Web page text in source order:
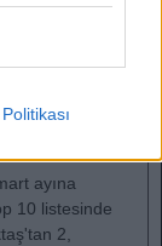
TOP
ayına
10 listesinde
2,